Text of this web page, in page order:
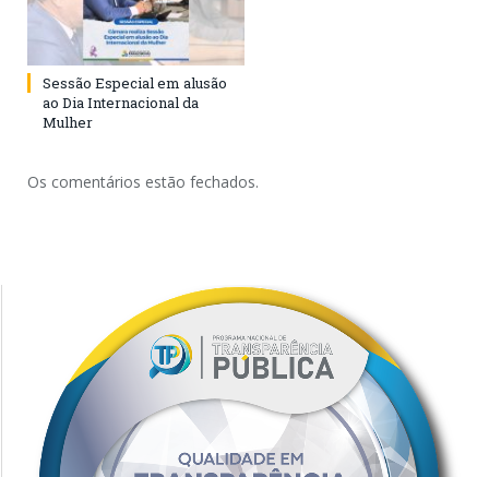
Sessão Especial em alusão
ao Dia Internacional da
Mulher
Os comentários estão fechados.